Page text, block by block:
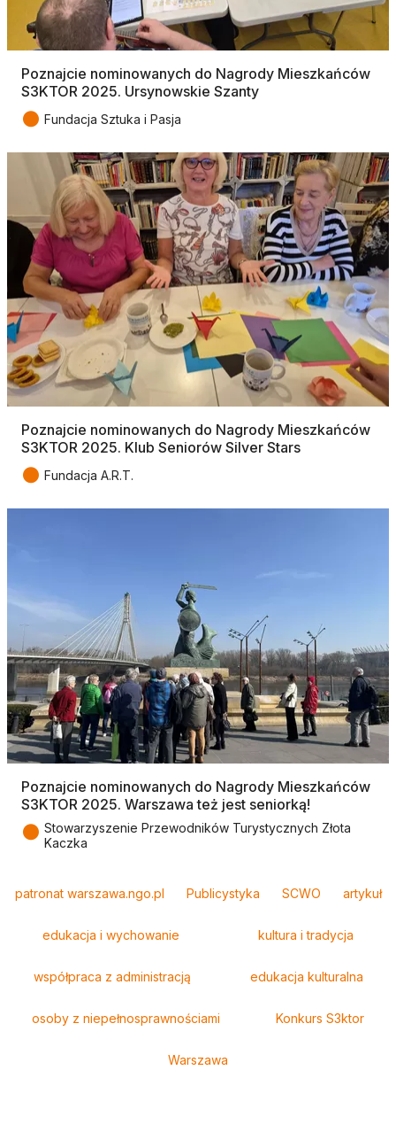
Poznajcie nominowanych do Nagrody Mieszkańców
S3KTOR 2025. Ursynowskie Szanty
● Fundacja Sztuka i Pasja
Poznajcie nominowanych do Nagrody Mieszkańców
S3KTOR 2025. Klub Seniorów Silver Stars
● Fundacja A.R.T.
Poznajcie nominowanych do Nagrody Mieszkańców
S3KTOR 2025. Warszawa też jest seniorką!
● Stowarzyszenie Przewodników Turystycznych Złota
Kaczka
patronat warszawa.ngo.pl Publicystyka SCWO artykuł
edukacja i wychowanie kultura i tradycja
współpraca z administracją edukacja kulturalna
osoby z niepełnosprawnościami Konkurs S3ktor
Warszawa